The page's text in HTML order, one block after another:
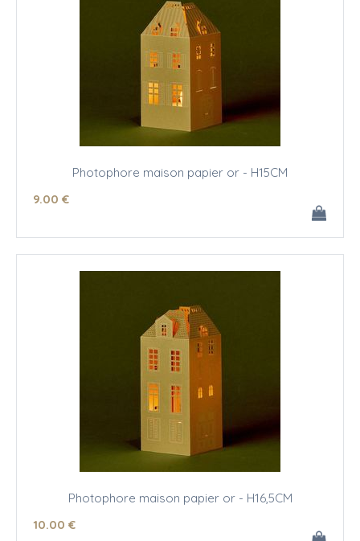
Photophore maison papier or - H15CM
9.00 €
Photophore maison papier or - H16,5CM
10.00 €